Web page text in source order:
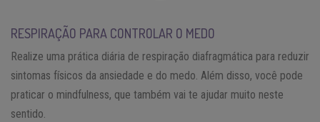
RESPIRAÇÃO PARA CONTROLAR O MEDO
Realize uma prática diária de respiração diafragmática para reduzir
sintomas físicos da ansiedade e do medo. Além disso, você pode
praticar o mindfulness, que também vai te ajudar muito neste
sentido.